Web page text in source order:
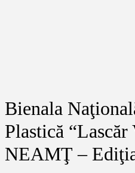
Bienala
Plastică
NEAMŢ –